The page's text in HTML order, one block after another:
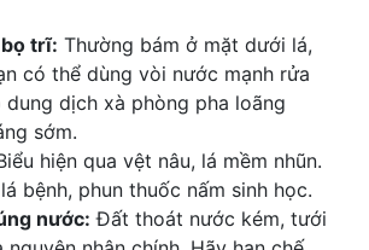
bọ trĩ: Thường bám ở mặt dưới lá,
có thể dùng vòi nước mạnh rửa
dịch xà phòng pha loãng
sớm.
hiện qua vệt nâu, lá mềm nhũn.
bệnh, phun thuốc nấm sinh học.
nước: Đất thoát nước kém, tưới